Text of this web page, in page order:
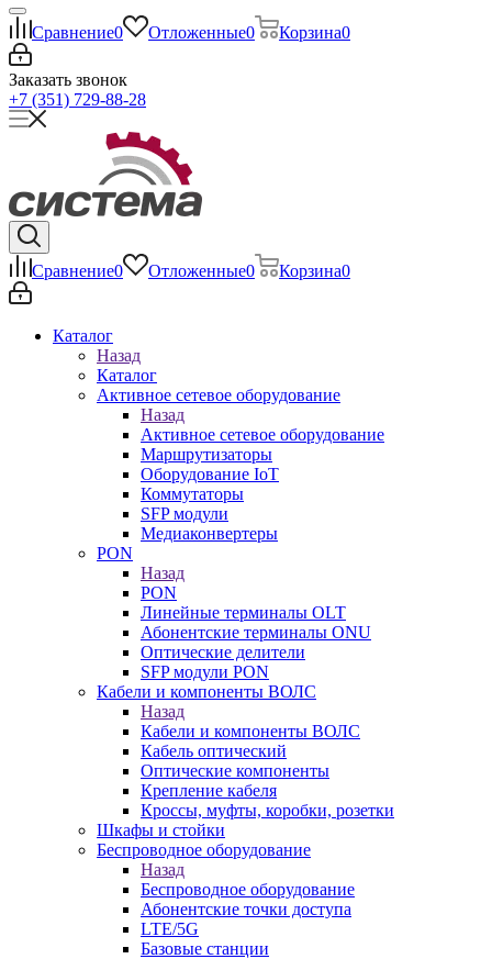
Сравнение0 Отложенные0 Корзина0
Заказать звонок
+7 (351) 729-88-28
Сравнение0 Отложенные0 Корзина0
Каталог
Назад
Каталог
Активное сетевое оборудование
Назад
Активное сетевое оборудование
Маршрутизаторы
Оборудование IoT
Коммутаторы
SFP модули
Медиаконвертеры
PON
Назад
PON
Линейные терминалы OLT
Абонентские терминалы ONU
Оптические делители
SFP модули PON
Кабели и компоненты ВОЛС
Назад
Кабели и компоненты ВОЛС
Кабель оптический
Оптические компоненты
Крепление кабеля
Кроссы, муфты, коробки, розетки
Шкафы и стойки
Беспроводное оборудование
Назад
Беспроводное оборудование
Абонентские точки доступа
LTE/5G
Базовые станции